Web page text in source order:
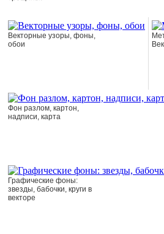
Векторные узоры, фоны,
обои
Фон разлом, картон,
надписи, карта
Графические фоны:
звезды, бабочки, круги в
векторе